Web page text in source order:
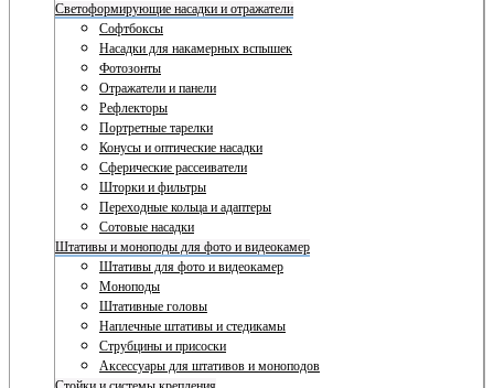
Светоформирующие насадки и отражатели
Софтбоксы
Насадки для накамерных вспышек
Фотозонты
Отражатели и панели
Рефлекторы
Портретные тарелки
Конусы и оптические насадки
Сферические рассеиватели
Шторки и фильтры
Переходные кольца и адаптеры
Сотовые насадки
Штативы и моноподы для фото и видеокамер
Штативы для фото и видеокамер
Моноподы
Штативные головы
Наплечные штативы и стедикамы
Струбцины и присоски
Аксессуары для штативов и моноподов